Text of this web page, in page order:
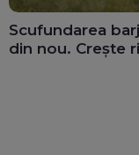
Scufundarea
din nou. Crește